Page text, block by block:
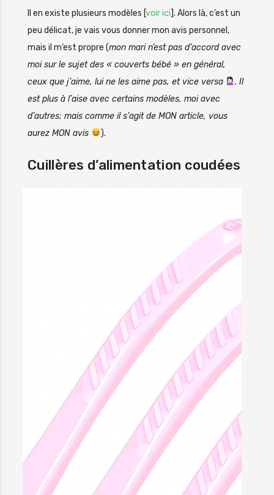
Il en existe plusieurs modèles [voir ici]. Alors là, c’est un
peu délicat, je vais vous donner mon avis personnel,
mais il m’est propre (mon mari n’est pas d’accord avec
moi sur le sujet des « couverts bébé » en général,
ceux que j’aime, lui ne les aime pas, et vice versa
. Il
est plus à l’aise avec certains modèles, moi avec
d’autres; mais comme il s’agit de MON article, vous
aurez MON avis
).
Cuillères d’alimentation coudées